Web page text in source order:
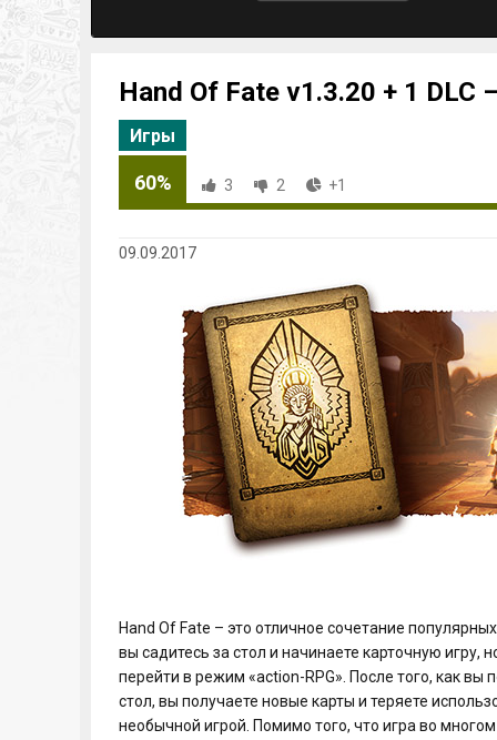
Hand Of Fate v1.3.20 + 1 DLC
Игры
60% 3 2 +1
09.09.2017
Hand Of Fate – это отличное сочетание
вы садитесь за стол и начинаете карточную игру,
перейти в режим «action-RPG». После того, как вы
стол, вы получаете новые карты и теряете
необычной игрой. Помимо того, что игра во